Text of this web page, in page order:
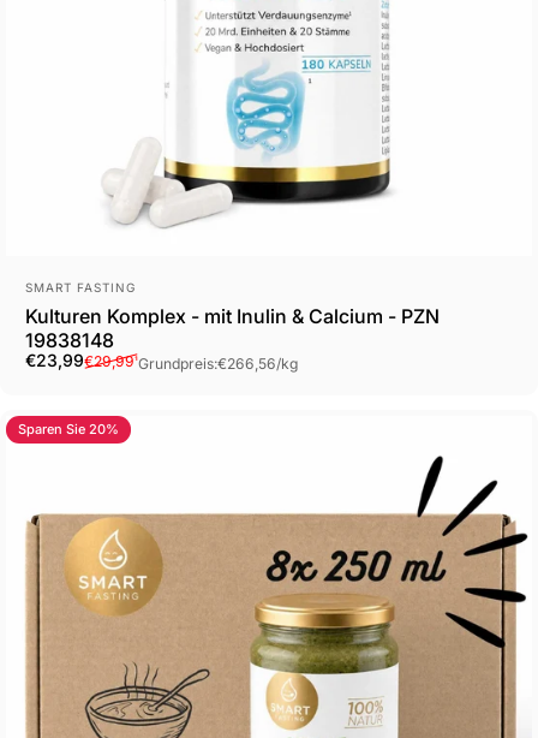
Anbieter:
SMART FASTING
Kulturen Komplex - mit Inulin & Calcium - PZN
19838148
Verkaufspreis
€23,99
Normaler Preis
€29,99¹Grundpreis
Grundpreis:€266,56/kg
4.0
Sparen Sie 20%